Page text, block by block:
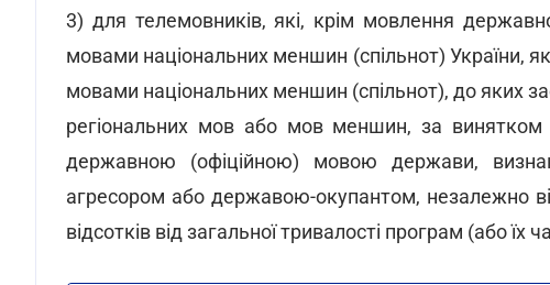
3) для телемовників, які, крім мовлення
мовами національних меншин (спільнот) України,
мовами національних меншин (спільнот), до яких
регіональних мов або мов меншин, за
державною (офіційною) мовою держави,
агресором або державою-окупантом, незалежно
відсотків від загальної тривалості програм (або їх